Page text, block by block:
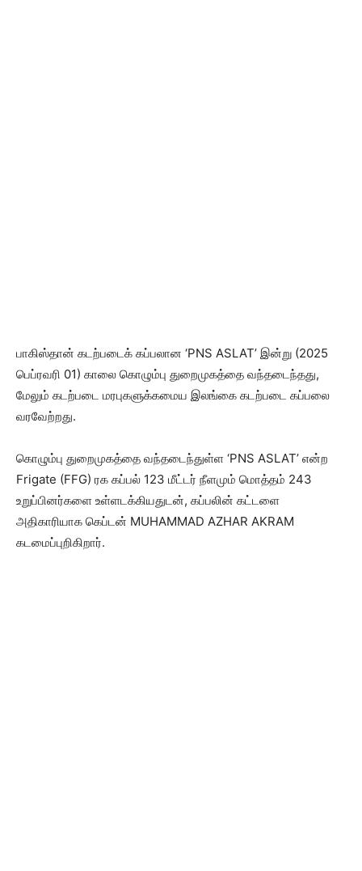
பாகிஸ்தான் கடற்படைக் கப்பலான ‘PNS ASLAT’ இன்று (2025
பெப்ரவரி 01) காலை கொழும்பு துறைமுகத்தை வந்தடைந்தது,
மேலும் கடற்படை மரபுகளுக்கமைய இலங்கை கடற்படை கப்பலை
வரவேற்றது.
கொழும்பு துறைமுகத்தை வந்தடைந்துள்ள ‘PNS ASLAT’ என்ற
Frigate (FFG) ரக கப்பல் 123 மீட்டர் நீளமும் மொத்தம் 243
உறுப்பினர்களை உள்ளடக்கியதுடன், கப்பலின் கட்டளை
அதிகாரியாக கெப்டன் MUHAMMAD AZHAR AKRAM
கடமைப்புறிகிறார்.